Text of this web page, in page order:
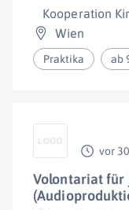
Kooperation
Wien
Praktika ab
vor
Volontariat für